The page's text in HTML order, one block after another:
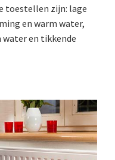
toestellen zijn: lage
en warm water,
water en tikkende